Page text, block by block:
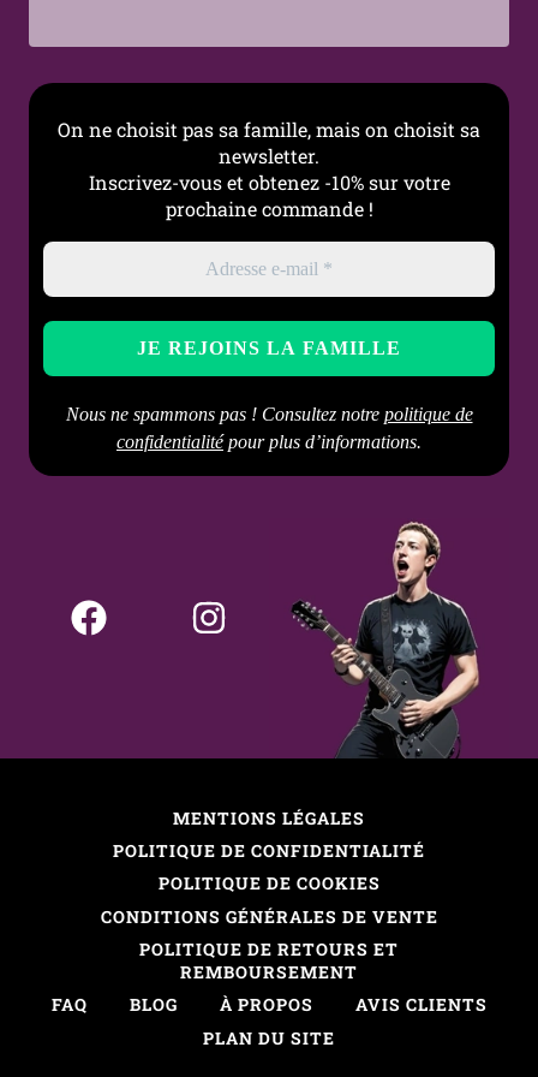
alternative • Tenues
élégantes
Entretien
Nettoyage doux (eau tiède
+ savon pH neutre), bien
sécher avant repose ;
éviter les produits
chimiques et l’humidité
prolongée
On ne choisit pas sa famille, mais on choisit sa
newsletter.
Inscrivez-vous et obtenez -10% sur votre
prochaine commande !
Nous ne spammons pas ! Consultez notre politique de
confidentialitépour plus d’informations.
MENTIONS LÉGALES
POLITIQUE DE CONFIDENTIALITÉ
POLITIQUE DE COOKIES
CONDITIONS GÉNÉRALES DE VENTE
POLITIQUE DE RETOURS ET
REMBOURSEMENT
FAQ
BLOG À PROPOS
AVIS CLIENTS
PLAN DU SITE